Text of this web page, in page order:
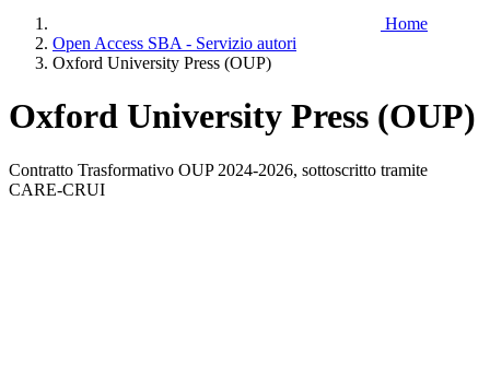
Home
Open Access SBA - Servizio autori
Oxford University Press (OUP)
Oxford University Press (OUP)
Contratto Trasformativo OUP 2024-2026, sottoscritto tramite
CARE-CRUI